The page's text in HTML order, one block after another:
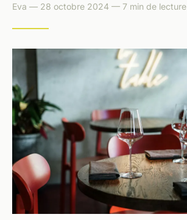
Eva — 28 octobre 2024 — 7 min de lecture